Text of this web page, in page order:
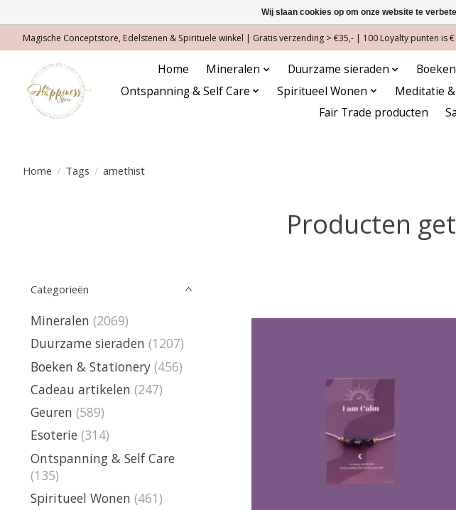
Magische Conceptstore, Edelstenen & Spirituele winkel | Gratis verzending > €35,- | 100 Loyalty punten is
Home Mineralen Duurzame sieraden
Ontspanning & Self Care
Spiritueel Wonen Meditatie &
Fair Trade producten
Home / Tags / amethist
Producten
Categorieën
Mineralen (2069)
Duurzame sieraden (1207)
Boeken & Stationery (456)
Cadeau artikelen (247)
Geuren (589)
Esoterie (314)
Ontspanning & Self Care
(135)
Spiritueel Wonen (461)
Wij slaan cookies op om onze website te